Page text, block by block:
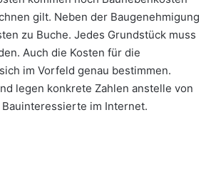
gilt. Neben der Baugenehmigung
zu Buche. Jedes Grundstück muss
Auch die Kosten für die
im Vorfeld genau bestimmen.
legen konkrete Zahlen anstelle von
im Internet.